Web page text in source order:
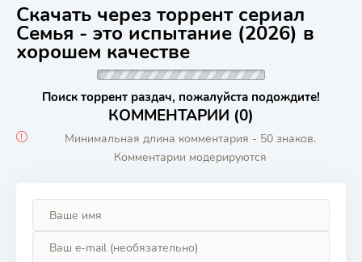
Скачать через торрент сериал
Семья - это испытание (2026) в
хорошем качестве
Поиск торрент раздач, пожалуйста подождите!
КОММЕНТАРИИ (0)
Минимальная длина комментария - 50 знаков.
Комментарии модерируются